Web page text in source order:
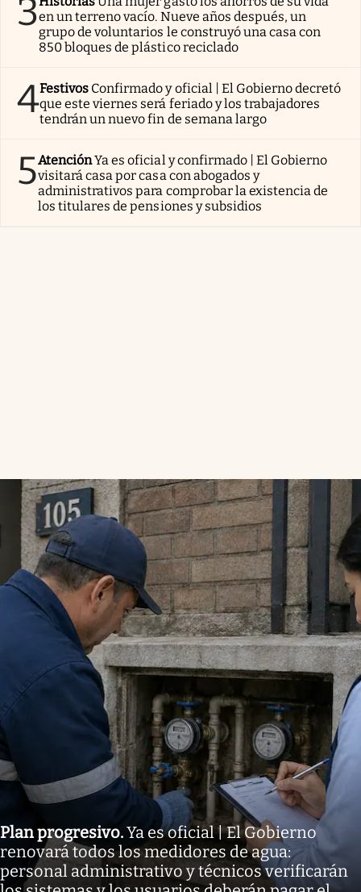
3en un terreno vacío. Nueve años después, un
grupo de voluntarios le construyó una casa con
850 bloques de plástico reciclado
4Festivos Confirmado y oficial | El Gobierno decretó
que este viernes será feriado y los trabajadores
tendrán un nuevo fin de semana largo
5AtenciónYa es oficial y confirmado | El Gobierno
visitará casa por casa con abogados y
administrativos para comprobar la existencia de
los titulares de pensiones y subsidios
Plan progresivo.Ya es oficial | El Gobierno
renovará todos los medidores de agua:
personal administrativo y técnicos verificarán